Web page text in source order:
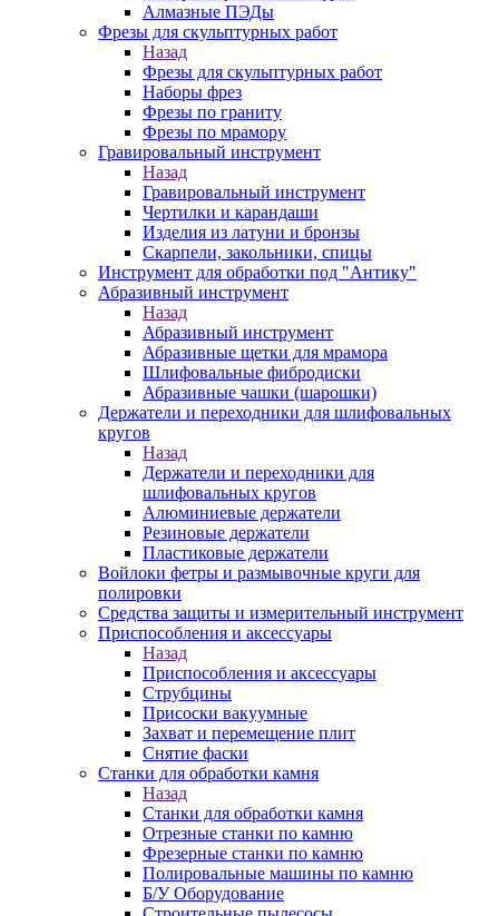
Алмазные ПЭДы
Фрезы для скульптурных работ
Назад
Фрезы для скульптурных работ
Наборы фрез
Фрезы по граниту
Фрезы по мрамору
Гравировальный инструмент
Назад
Гравировальный инструмент
Чертилки и карандаши
Изделия из латуни и бронзы
Скарпели, закольники, спицы
Инструмент для обработки под "Антику"
Абразивный инструмент
Назад
Абразивный инструмент
Абразивные щетки для мрамора
Шлифовальные фибродиски
Абразивные чашки (шарошки)
Держатели и переходники для шлифовальных
кругов
Назад
Держатели и переходники для
шлифовальных кругов
Алюминиевые держатели
Резиновые держатели
Пластиковые держатели
Войлоки фетры и размывочные круги для
полировки
Средства защиты и измерительный инструмент
Приспособления и аксессуары
Назад
Приспособления и аксессуары
Струбцины
Присоски вакуумные
Захват и перемещение плит
Снятие фаски
Станки для обработки камня
Назад
Станки для обработки камня
Отрезные станки по камню
Фрезерные станки по камню
Полировальные машины по камню
Б/У Оборудование